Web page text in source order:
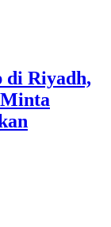
di Riyadh,